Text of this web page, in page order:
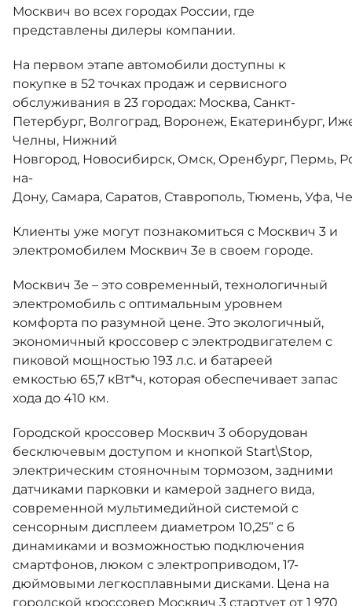
Москвич 6
Яркий динамичный седан
от 2 237 000 ₽*
Москвич 3 с ручным управлением
Кроссовер, создающий равные
от 2 069 000 ₽*
Москвич 8
Практичный семиместный
Спецпредложения
Калькулятор трейд-ин
СЕРВИСНЫЕ АКЦИИ
АКСЕССУАРЫ
Москвич во всех городах России, где
представлены дилеры компании.
На первом этапе автомобили доступны к
покупке в 52 точках продаж и сервисного
обслуживания в 23 городах: Москва, Санкт-
Петербург, Волгоград, Воронеж, Екатеринбург,
Челны, Нижний
Новгород, Новосибирск, Омск, Оренбург, Пермь,
на-
Дону, Самара, Саратов, Ставрополь, Тюмень, Уфа,
Клиенты уже могут познакомиться с Москвич 3 и
электромобилем Москвич 3е в своем городе.
Москвич 3е – это современный, технологичный
электромобиль с оптимальным уровнем
комфорта по разумной цене. Это экологичный,
экономичный кроссовер с электродвигателем с
пиковой мощностью 193 л.с. и батареей
емкостью 65,7 кВт*ч, которая обеспечивает запас
хода до 410 км.
Городской кроссовер Москвич 3 оборудован
бесключевым доступом и кнопкой Start\Stop,
электрическим стояночным тормозом, задними
датчиками парковки и камерой заднего вида,
современной мультимедийной системой с
сенсорным дисплеем диаметром 10,25” с 6
динамиками и возможностью подключения
смартфонов, люком с электроприводом, 17-
дюймовыми легкосплавными дисками. Цена на
городской кроссовер Москвич 3 стартует от 1 970